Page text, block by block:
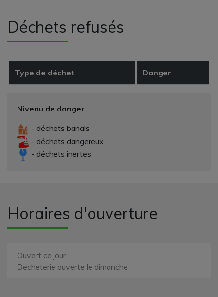
Déchets refusés
Type de déchet Danger
Niveau de danger
- déchets banals
- déchets dangereux
- déchets inertes
Horaires d'ouverture
Ouvert ce jour
Decheterie ouverte le dimanche